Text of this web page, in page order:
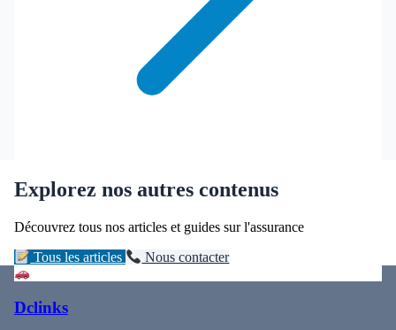
Explorez nos autres contenus
Découvrez tous nos articles et guides sur l'assurance
Tous les articles Nous contacter
Dclinks